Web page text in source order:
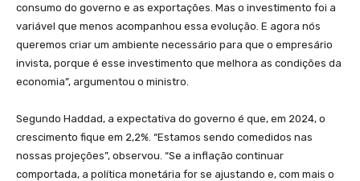
consumo do governo e as exportações. Mas o investimento foi a
variável que menos acompanhou essa evolução. E agora nós
queremos criar um ambiente necessário para que o empresário
invista, porque é esse investimento que melhora as condições da
economia”, argumentou o ministro.
Segundo Haddad, a expectativa do governo é que, em 2024, o
crescimento fique em 2,2%. “Estamos sendo comedidos nas
nossas projeções”, observou. “Se a inflação continuar
comportada, a política monetária for se ajustando e, com mais o